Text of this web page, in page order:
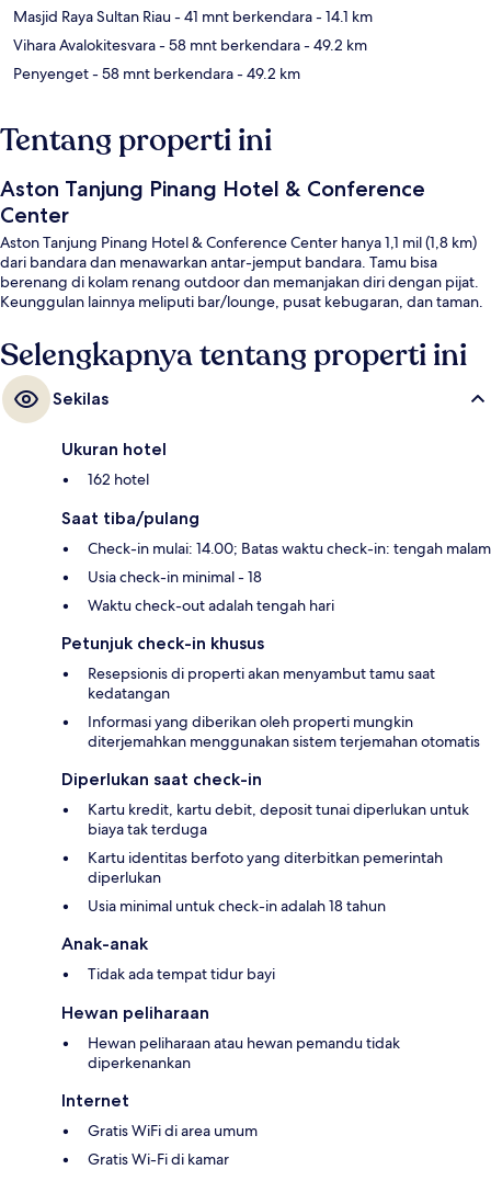
Masjid Raya Sultan Riau- 41 mnt berkendara- 14.1 km
Vihara Avalokitesvara- 58 mnt berkendara- 49.2 km
Penyenget- 58 mnt berkendara- 49.2 km
Tentang properti ini
Aston Tanjung Pinang Hotel & Conference
Center
Aston Tanjung Pinang Hotel & Conference Center hanya 1,1 mil (1,8 km)
dari bandara dan menawarkan antar-jemput bandara. Tamu bisa
berenang di kolam renang outdoor dan memanjakan diri dengan pijat.
Keunggulan lainnya meliputi bar/lounge, pusat kebugaran, dan taman.
Selengkapnya tentang properti ini
Sekilas
Ukuran hotel
162 hotel
Saat tiba/pulang
Check-in mulai: 14.00; Batas waktu check-in: tengah malam
Usia check-in minimal - 18
Waktu check-out adalah tengah hari
Petunjuk check-in khusus
Resepsionis di properti akan menyambut tamu saat
kedatangan
Informasi yang diberikan oleh properti mungkin
diterjemahkan menggunakan sistem terjemahan otomatis
Diperlukan saat check-in
Kartu kredit, kartu debit, deposit tunai diperlukan untuk
biaya tak terduga
Kartu identitas berfoto yang diterbitkan pemerintah
diperlukan
Usia minimal untuk check-in adalah 18 tahun
Anak-anak
Tidak ada tempat tidur bayi
Hewan peliharaan
Hewan peliharaan atau hewan pemandu tidak
diperkenankan
Internet
Gratis WiFi di area umum
Gratis Wi-Fi di kamar